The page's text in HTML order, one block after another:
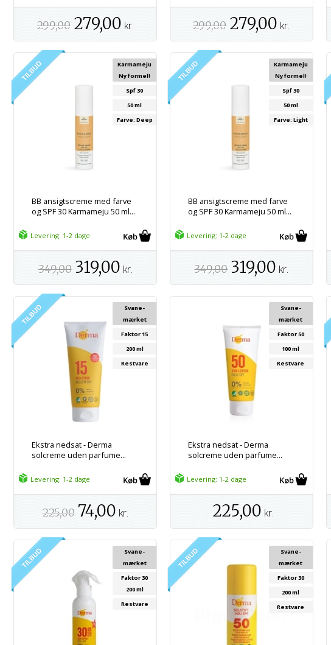
299,00 279,00 kr. 299,00 279,00 kr.
BB ansigtscreme med farve
og SPF 30 Karmameju 50 ml...
Karmameju
Ny formel!
Spf 30
50 ml
Farve: Deep
Levering: 1-2 dage
349,00 319,00 kr.
BB ansigtscreme med farve
og SPF 30 Karmameju 50 ml...
Karmameju
Ny formel!
Spf 30
50 ml
Farve: Light
Levering: 1-2 dage
349,00 319,00 kr.
Ekstra nedsat - Derma
solcreme uden parfume...
Svane-
mærket
Faktor 15
200 ml
Restvare
Levering: 1-2 dage
225,00 74,00 kr.
Ekstra nedsat - Derma
solcreme uden parfume...
Svane-
mærket
Faktor 50
100 ml
Restvare
Levering: 1-2 dage
225,00 kr.
Svane-
mærket
Faktor 30
200 ml
Restvare
Svane-
mærket
Faktor 30
200 ml
Restvare